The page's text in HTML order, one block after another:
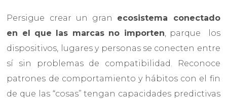
Persigue crear un gran ecosistema conectado
en el que las marcas no importen, parque los
dispositivos, lugares y personas se conecten entre
sí sin problemas de compatibilidad. Reconoce
patrones de comportamiento y hábitos con el fin
de que las “cosas” tengan capacidades predictivas